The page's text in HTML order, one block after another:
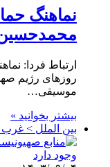
نماهنگ
ارتباط فردا:
روزهای رژیم
موسیقی…
بیشتر بخوانید »
بین الملل >